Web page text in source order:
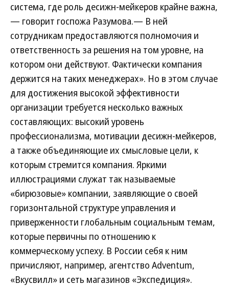
система, где роль десижн-мейкеров крайне важна,
— говорит госпожа Разумова.— В ней
сотрудникам предоставляются полномочия и
ответственность за решения на том уровне, на
котором они действуют. Фактически компания
держится на таких менеджерах». Но в этом случае
для достижения высокой эффективности
организации требуется несколько важных
составляющих: высокий уровень
профессионализма, мотивации десижн-мейкеров,
а также объединяющие их смысловые цели, к
которым стремится компания. Яркими
иллюстрациями служат так называемые
«бирюзовые» компании, заявляющие о своей
горизонтальной структуре управления и
приверженности глобальным социальным темам,
которые первичны по отношению к
коммерческому успеху. В России себя к ним
причисляют, например, агентство Adventum,
«Вкусвилл» и сеть магазинов «Экспедиция».